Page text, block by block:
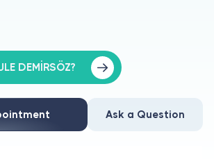
you a doctor?
DEMİRSÖZ?
Ask a Question